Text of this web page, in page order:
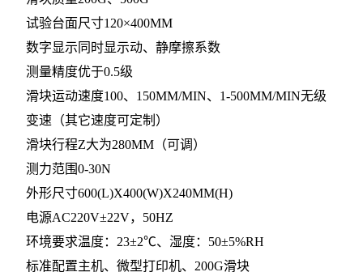
试验台面尺寸120×400MM
数字显示同时显示动、静摩擦系数
测量精度优于0.5级
滑块运动速度100、150MM/MIN、1-500MM/MIN无级
变速（其它速度可定制）
滑块行程Z大为280MM（可调）
测力范围0-30N
外形尺寸600(L)X400(W)X240MM(H)
电源AC220V±22V，50HZ
环境要求温度： 23±2℃、湿度：50±5%RH
标准配置主机、微型打印机、 200G滑块